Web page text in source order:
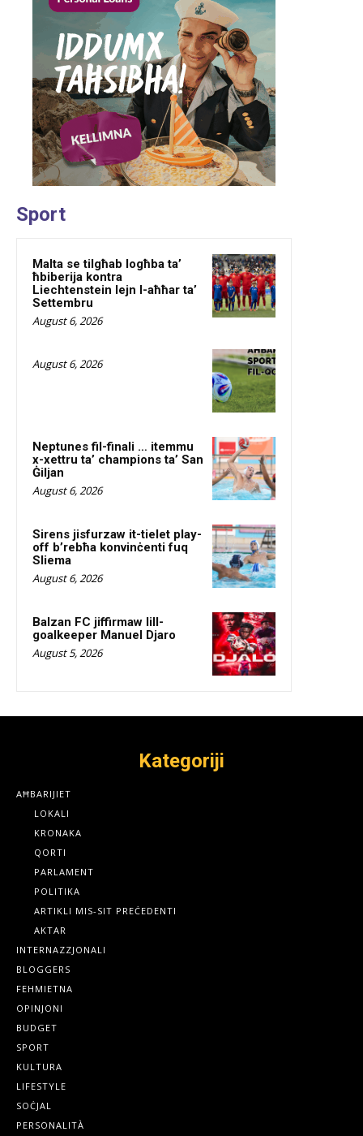
Sport
Malta se tilgħab logħba ta’
ħbiberija kontra
Liechtenstein lejn l-aħħar ta’
Settembru
August 6, 2026
August 6, 2026
Neptunes fil-finali … itemmu
x-xettru ta’ champions ta’ San
Ġiljan
August 6, 2026
Sirens jisfurzaw it-tielet play-
off b’rebħa konvinċenti fuq
Sliema
August 6, 2026
Balzan FC jiffirmaw lill-
goalkeeper Manuel Djaro
August 5, 2026
Kategoriji
AĦBARIJIET
LOKALI
KRONAKA
QORTI
PARLAMENT
POLITIKA
ARTIKLI MIS-SIT PREĊEDENTI
AKTAR
INTERNAZZJONALI
BLOGGERS
FEHMIETNA
OPINJONI
BUDGET
SPORT
KULTURA
LIFESTYLE
SOĊJAL
PERSONALITÀ